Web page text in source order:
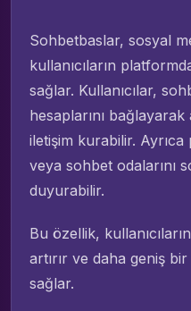
Sohbetbaslar, sosyal
kullanıcıların
sağlar. Kullanıcılar,
hesaplarını
iletişim kurabilir.
veya sohbet odalarını
duyurabilir.
Bu özellik,
artırır ve daha geniş
sağlar.